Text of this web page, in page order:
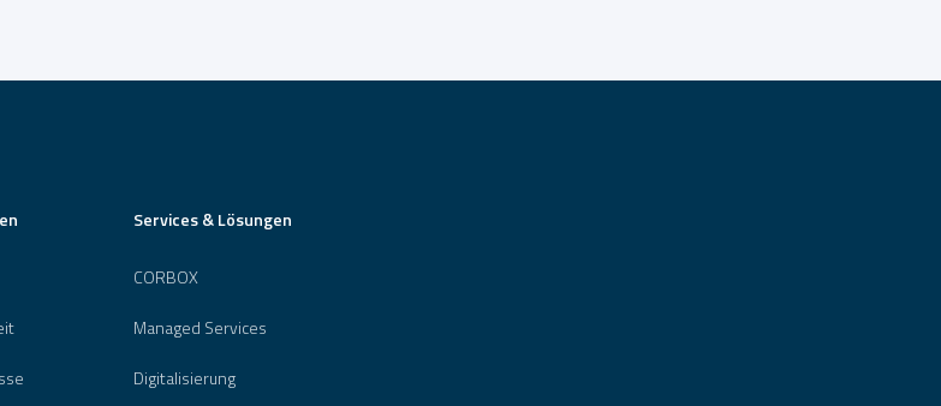
Services & Lösungen
CORBOX
Managed Services
Digitalisierung